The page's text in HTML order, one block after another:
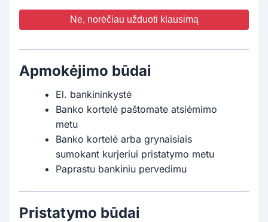
Ne, norėčiau užduoti klausimą
Apmokėjimo būdai
El. bankininkystė
Banko kortelė paštomate atsiėmimo
metu
Banko kortelė arba grynaisiais
sumokant kurjeriui pristatymo metu
Paprastu bankiniu pervedimu
Pristatymo būdai